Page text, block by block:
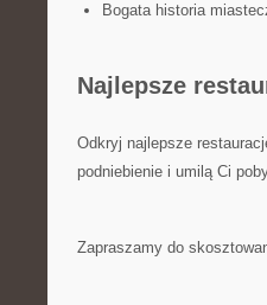
Bogata historia
Najlepsze
Odkryj najlepsze
podniebienie i⁣ umilą Ci
Zapraszamy do